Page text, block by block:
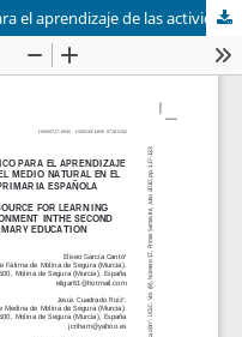
El cómic como recurso didáctico para el aprendizaje de las actividades físicas en el medio natural en el 2º ciclo de la educación primaria española